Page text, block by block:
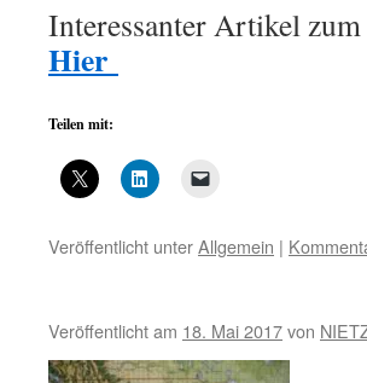
Interessanter Artikel
Hier
Teilen mit:
Veröffentlicht unterAllgemein |
Veröffentlicht am 18. Mai 2017von